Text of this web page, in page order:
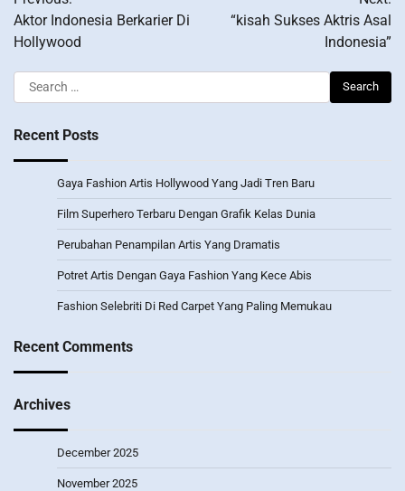
navigation
Aktor Indonesia Berkarier Di
Hollywood
“kisah Sukses Aktris Asal
Indonesia”
Search
for:
Recent Posts
Gaya Fashion Artis Hollywood Yang Jadi Tren Baru
Film Superhero Terbaru Dengan Grafik Kelas Dunia
Perubahan Penampilan Artis Yang Dramatis
Potret Artis Dengan Gaya Fashion Yang Kece Abis
Fashion Selebriti Di Red Carpet Yang Paling Memukau
Recent Comments
Archives
December 2025
November 2025